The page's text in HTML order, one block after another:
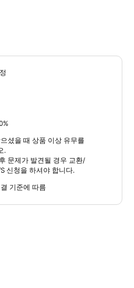
셨을 때 상품 이상 유무를
.
문제가 발견될 경우 교환/
신청을 하셔야 합니다.
기준에 따름